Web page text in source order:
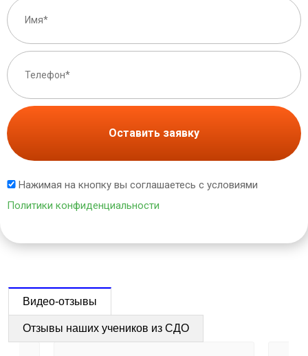
Оставить заявку
Нажимая на кнопку вы соглашаетесь с условиями
Политики конфиденциальности
Видео-отзывы
Отзывы наших учеников из СДО